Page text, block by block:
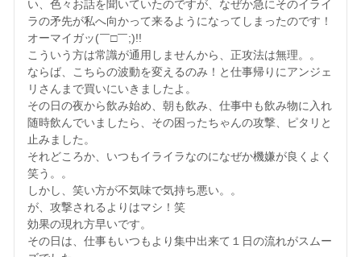
い、色々お話を聞いていたのですが、なぜか急にそのイライ
ラの矛先が私へ向かって来るようになってしまったのです！
オーマイガッ(￣□￣;)!!
こういう方は常識が通用しませんから、正攻法は無理。。
ならば、こちらの波動を変えるのみ！と仕事帰りにアンジェ
リさんまで買いにいきましたよ。
その日の夜から飲み始め、朝も飲み、仕事中も飲み物に入れ
随時飲んでいましたら、その困ったちゃんの攻撃、ピタリと
止みました。
それどころか、いつもイライラなのになぜか機嫌が良くよく
笑う。。
しかし、笑い方が不気味で気持ち悪い。。
が、攻撃されるよりはマシ！笑
効果の現れ方早いです。
その日は、仕事もいつもより集中出来て１日の流れがスムー